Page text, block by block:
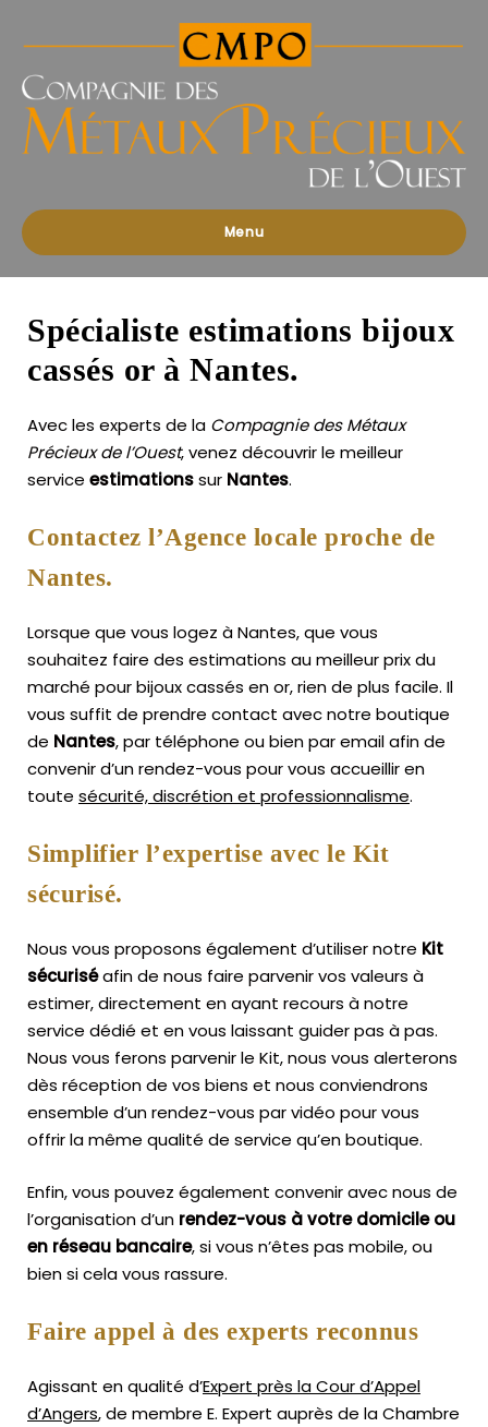
des
Précieux
l'Ouest
Menu
Spécialiste estimations bijoux
cassés or à Nantes.
Avec les experts de la Compagnie des Métaux
Précieux de l’Ouest, venez découvrir le meilleur
service estimationssur Nantes.
Contactez l’Agence locale proche de
Nantes.
Lorsque que vous logez à Nantes, que vous
souhaitez faire des estimations au meilleur prix du
marché pour bijoux cassés en or, rien de plus facile. Il
vous suffit de prendre contact avec notre boutique
de Nantes, par téléphone ou bien par email afin de
convenir d’un rendez-vous pour vous accueillir en
toute sécurité, discrétion et professionnalisme.
Simplifier l’expertise avec le Kit
sécurisé.
Nous vous proposons également d’utiliser notre Kit
sécuriséafin de nous faire parvenir vos valeurs à
estimer, directement en ayant recours à notre
service dédié et en vous laissant guider pas à pas.
Nous vous ferons parvenir le Kit, nous vous alerterons
dès réception de vos biens et nous conviendrons
ensemble d’un rendez-vous par vidéo pour vous
offrir la même qualité de service qu’en boutique.
Enfin, vous pouvez également convenir avec nous de
l’organisation d’un rendez-vous à votre domicile ou
en réseau bancaire, si vous n’êtes pas mobile, ou
bien si cela vous rassure.
Faire appel à des experts reconnus
Agissant en qualité d’Expert près la Cour d’Appel
d’Angers, de membre E. Expert auprès de laChambre